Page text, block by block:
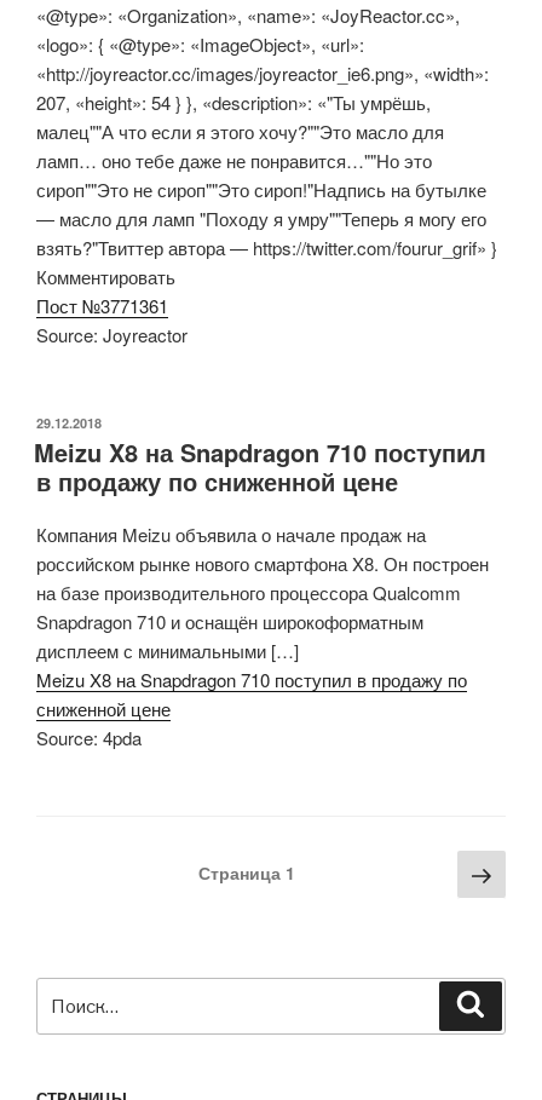
«@type»: «Organization», «name»: «JoyReactor.cc»,
«logo»: { «@type»: «ImageObject», «url»:
«http://joyreactor.cc/images/joyreactor_ie6.png», «width»:
207, «height»: 54 } }, «description»: «"Ты умрёшь,
малец""А что если я этого хочу?""Это масло для
ламп… оно тебе даже не понравится…""Но это
сироп""Это не сироп""Это сироп!"Надпись на бутылке
— масло для ламп "Походу я умру""Теперь я могу его
взять?"Твиттер автора — https://twitter.com/fourur_grif» }
Комментировать
Пост №3771361
Source: Joyreactor
ОПУБЛИКОВАНО
29.12.2018
Meizu X8 на Snapdragon 710 поступил
в продажу по сниженной цене
Компания Meizu объявила о начале продаж на
российском рынке нового смартфона X8. Он построен
на базе производительного процессора Qualcomm
Snapdragon 710 и оснащён широкоформатным
дисплеем с минимальными […]
Meizu X8 на Snapdragon 710 поступил в продажу по
сниженной цене
Source: 4pda
Страница 1